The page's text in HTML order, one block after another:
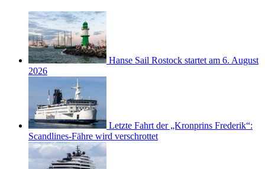
Hanse Sail Rostock startet am 6. August
2026
Letzte Fahrt der „Kronprins Frederik“:
Scandlines-Fähre wird verschrottet